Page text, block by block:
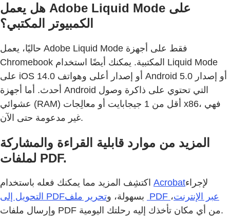
هل يعمل Adobe Liquid Mode على
الكمبيوتر المكتبي؟
حاليًا، يعمل Adobe Liquid Mode فقط على أجهزة
Chromebook المكتبية. يمكنك أيضًا استخدام Liquid Mode
على iOS 14.0 أو إصدار أعلى وهواتف Android 5.0 أو إصدار
أحدث. أما أجهزة Android التي تحتوي على ذاكرة وصول
عشوائي (RAM) أقل من 1 جيجابايت أو معالِجات x86، فهي
غير مدعومة حتى الآن.
المزيد من موارد قابلية القراءة والمشاركة
لملفات PDF.
لإجراء
بسهولة، و تحرير ملف PDF عبر الإنترنت،
وإرسال ملفات PDF من أي مكان تأخذك إليه رحلتك اليومية.